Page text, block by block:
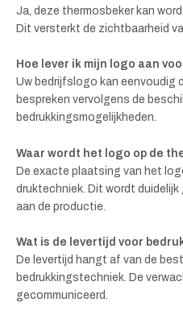
Ja, deze thermosbeker kan
Dit versterkt de zichtbaarheid
Hoe lever ik mijn logo aan
Uw bedrijfslogo kan eenvoudig
bespreken vervolgens de
bedrukkingsmogelijkheden.
Waar wordt het logo op de
De exacte plaatsing van het
druktechniek. Dit wordt
aan de productie.
Wat is de levertijd voor
De levertijd hangt af van de
bedrukkingstechniek. De
gecommuniceerd.